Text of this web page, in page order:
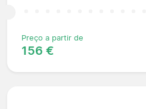
Preço a partir de
156 €